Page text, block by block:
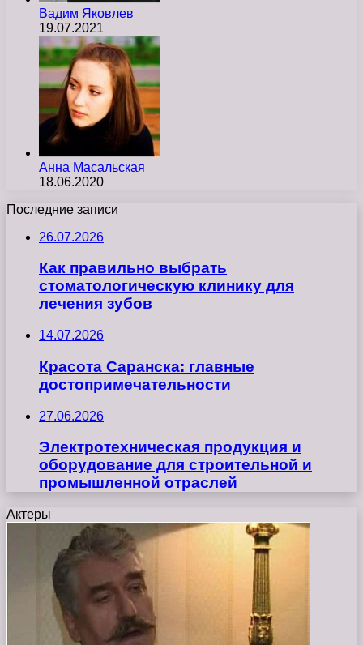
Вадим Яковлев
19.07.2021
Анна Масальская
18.06.2020
Последние записи
26.07.2026
Как правильно выбрать
стоматологическую клинику для
лечения зубов
14.07.2026
Красота Саранска: главные
достопримечательности
27.06.2026
Электротехническая продукция и
оборудование для строительной и
промышленной отраслей
Актеры